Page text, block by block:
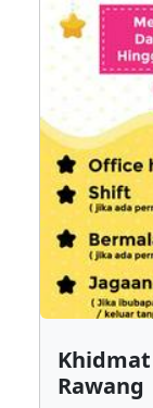
Khidmat
Rawang